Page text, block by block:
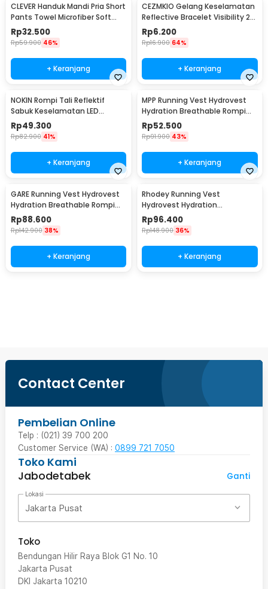
CLEVER Handuk Mandi Pria Short
Pants Towel Microfiber Soft
Wearable 140x30cm - CL140
Rp32.500
Rp59.900 46%
+ Keranjang
CEZMKIO Gelang Keselamatan
Reflective Bracelet Visibility 2
PCS - B07
Rp6.200
Rp16.900 64%
+ Keranjang
NOKIN Rompi Tali Reflektif
Sabuk Keselamatan LED
Reflective Vest - NK300
Rp49.300
Rp82.900 41%
+ Keranjang
MPP Running Vest Hydrovest
Hydration Breathable Rompi
Lari Outdoor - WP400
Rp52.500
Rp91.900 43%
+ Keranjang
GARE Running Vest Hydrovest
Hydration Breathable Rompi
Lari Outdoor - WP450
Rp88.600
Rp142.900 38%
+ Keranjang
Rhodey Running Vest
Hydrovest Hydration
Breathable Rompi Lari Outdoor
- WP500
Rp96.400
Rp148.900 36%
+ Keranjang
Contact Center
Pembelian Online
Telp : (021) 39 700 200
Customer Service (WA) : 0899 721 7050
Toko Kami
Jabodetabek
Ganti
Lokasi
Jakarta Pusat
Toko
Bendungan Hilir Raya Blok G1 No. 10
Jakarta Pusat
DKI Jakarta 10210